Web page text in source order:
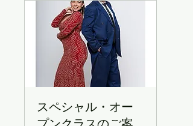
スペシャル・オー